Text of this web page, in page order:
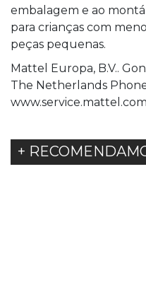
embalagem e ao
para crianças com
peças pequenas.
Mattel Europa, B.V..
The Netherlands
www.service.mattel.com
+